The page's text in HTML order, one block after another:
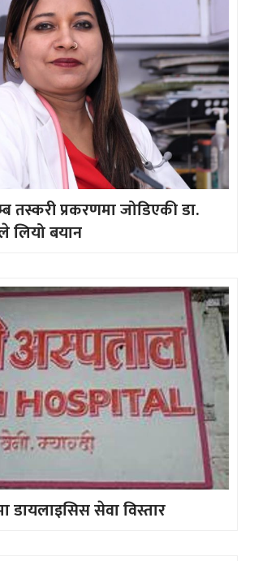
तस्करी प्रकरणमा जोडिएकी डा.
लियो बयान
डायलाइसिस सेवा विस्तार